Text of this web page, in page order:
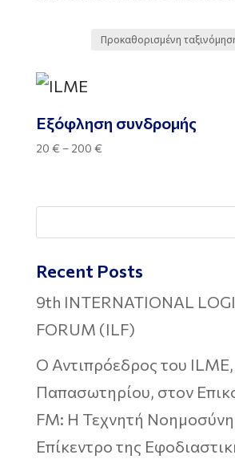
Εξόφληση συνδρομής
20 € – 200 €Price
Recent Posts
9th INTERNATIONAL
FORUM (ILF)
Ο Αντιπρόεδρος του
Παπασωτηρίου, στον
FM: Η Τεχνητή
Επίκεντρο της